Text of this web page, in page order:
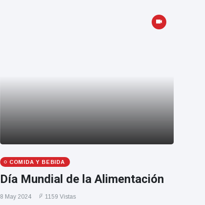
COMIDA Y BEBIDA
Día Mundial de la Alimentación
8 May 2024 1159 Vistas